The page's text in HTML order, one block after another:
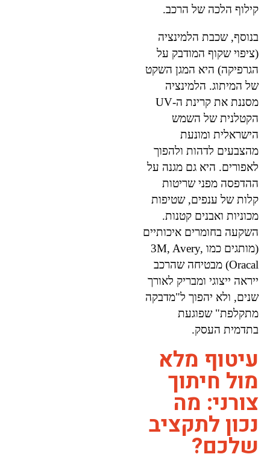
קילוף הלכה של הרכב.
בנוסף, שכבת הלמינציה
(ציפוי שקוף המודבק על
הגרפיקה) היא המגן השקט
של המיתוג. הלמינציה
מסננת את קרינת ה-UV
הקטלנית של השמש
הישראלית ומונעת
מהצבעים לדהות ולהפוך
לאפורים. היא גם מגנה על
ההדפסה מפני שריטות
קלות של ענפים, שטיפות
מכוניות ואבנים קטנות.
השקעה בחומרים איכותיים
(מותגים כמו 3M, Avery,
Oracal) מבטיחה שהרכב
ייראה ייצוגי ומבריק לאורך
שנים, ולא יהפוך ל"מדבקה
מתקלפת" שפוגעת
בתדמית העסק.
עיטוף מלא
מול חיתוך
צורני: מה
נכון לתקציב
שלכם?